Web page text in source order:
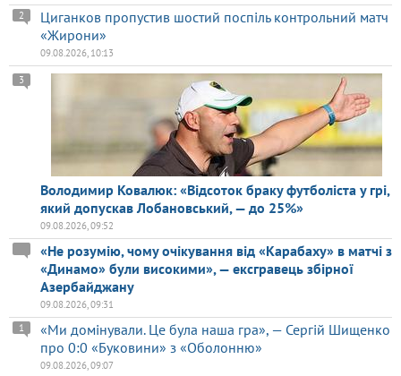
Циганков пропустив шостий поспіль контрольний матч
«Жирони»
2
09.08.2026, 10:13
Володимир Ковалюк: «Відсоток браку футболіста у грі,
який допускав Лобановський, — до 25%»
3
09.08.2026, 09:52
«Не розумію, чому очікування від «Карабаху» в матчі з
«Динамо» були високими», — ексгравець збірної
Азербайджану
09.08.2026, 09:31
«Ми домінували. Це була наша гра», — Сергій Шищенко
про 0:0 «Буковини» з «Оболонню»
1
09.08.2026, 09:07